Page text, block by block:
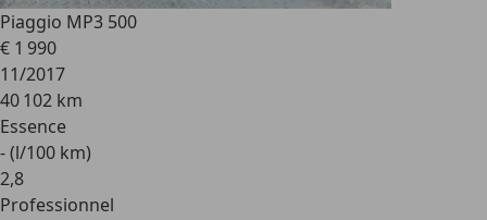
Piaggio MP3 500
€ 1 990
11/2017
40 102 km
Essence
- (l/100 km)
2,8
Professionnel